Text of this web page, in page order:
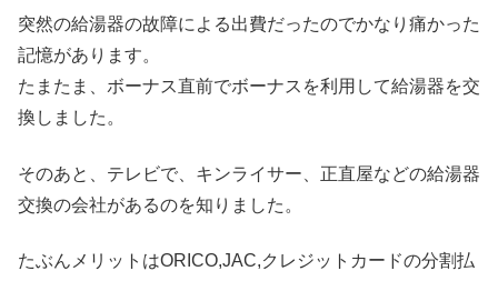
突然の給湯器の故障による出費だったのでかなり痛かった
記憶があります。
たまたま、ボーナス直前でボーナスを利用して給湯器を交
換しました。
そのあと、テレビで、キンライサー、正直屋などの給湯器
交換の会社があるのを知りました。
たぶんメリットはORICO,JAC,クレジットカードの分割払